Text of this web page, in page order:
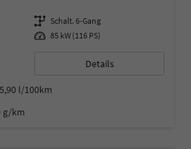
Getriebe Schalt. 6-Gang
Leistung 85 kW (116 PS)
Details
5,90 l/100km
g/km